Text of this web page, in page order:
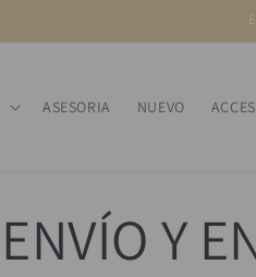
ASESORIA NUEVO
ENVÍO Y